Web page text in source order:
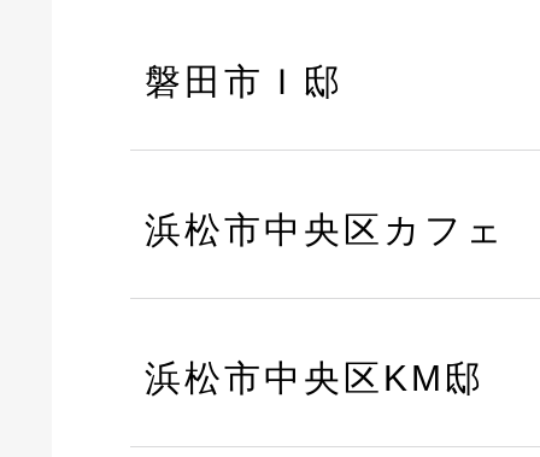
磐田市Ｉ邸
浜松市中央区カフェ
浜松市中央区KM邸